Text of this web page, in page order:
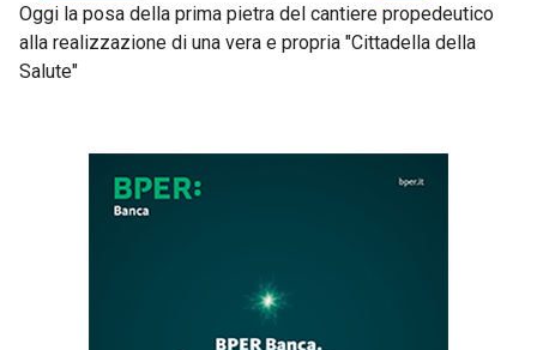
Oggi la posa della prima pietra del cantiere propedeutico
alla realizzazione di una vera e propria "Cittadella della
Salute"